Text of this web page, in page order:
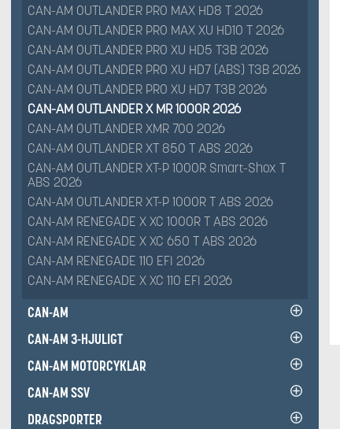
CAN-AM OUTLANDER PRO MAX HD8 T 2026
CAN-AM OUTLANDER PRO MAX XU HD10 T 2026
CAN-AM OUTLANDER PRO XU HD5 T3B 2026
CAN-AM OUTLANDER PRO XU HD7 (ABS) T3B 2026
CAN-AM OUTLANDER PRO XU HD7 T3B 2026
CAN-AM OUTLANDER X MR 1000R 2026
CAN-AM OUTLANDER XMR 700 2026
CAN-AM OUTLANDER XT 850 T ABS 2026
CAN-AM OUTLANDER XT-P 1000R Smart-Shox T
ABS 2026
CAN-AM OUTLANDER XT-P 1000R T ABS 2026
CAN-AM RENEGADE X XC 1000R T ABS 2026
CAN-AM RENEGADE X XC 650 T ABS 2026
CAN-AM RENEGADE 110 EFI 2026
CAN-AM RENEGADE X XC 110 EFI 2026
CAN-AM
CAN-AM 3-HJULIGT
CAN-AM MOTORCYKLAR
CAN-AM SSV
DRAGSPORTER